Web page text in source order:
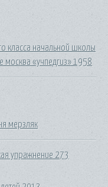
класса начальной школы
москва «учпедгиз» 1958
мерзляк
упражнение 273